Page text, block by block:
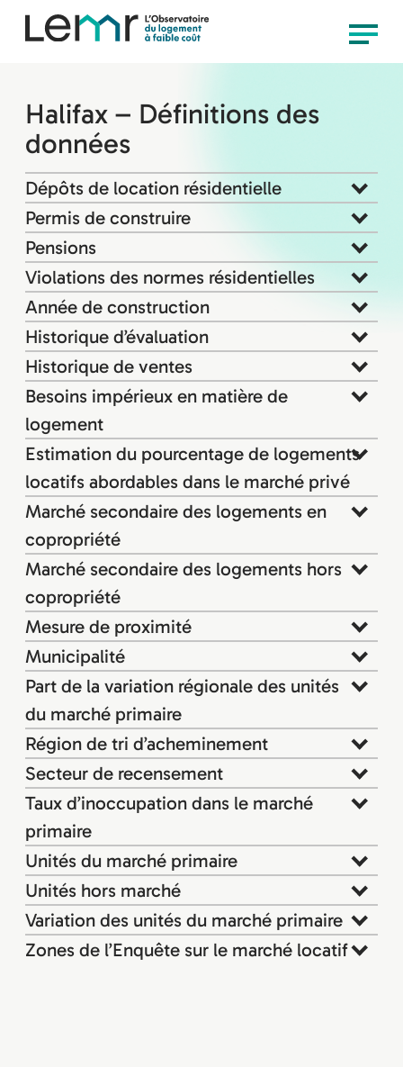
content
Observatoire
Menu
Halifax – Définitions des
données
Dépôts de location résidentielle
Permis de construire
Pensions
Violations des normes résidentielles
Année de construction
Historique d’évaluation
Historique de ventes
Besoins impérieux en matière de
logement
Estimation du pourcentage de logements
locatifs abordables dans le marché privé
Marché secondaire des logements en
copropriété
Marché secondaire des logements hors
copropriété
Mesure de proximité
Municipalité
Part de la variation régionale des unités
du marché primaire
Région de tri d’acheminement
Secteur de recensement
Taux d’inoccupation dans le marché
primaire
Unités du marché primaire
Unités hors marché
Variation des unités du marché primaire
Zones de l’Enquête sur le marché locatif